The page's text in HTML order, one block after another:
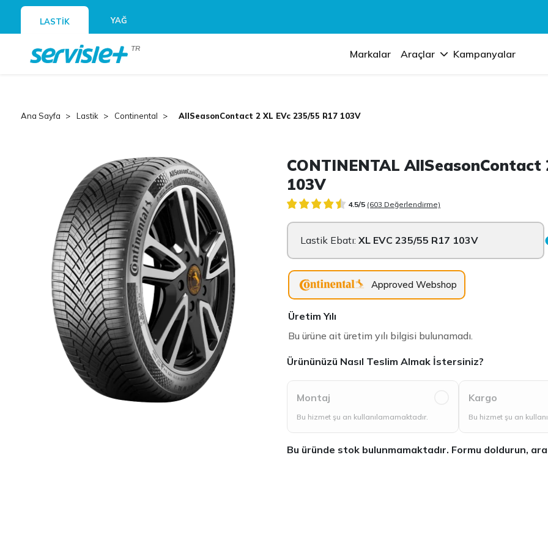
LASTİK YAĞ
TR Markalar Araçlar Kampanyalar
Ana Sayfa Lastik Continental AllSeasonContact 2 XL EVc 235/55 R17 103V
CONTINENTAL AllSeasonContact
103V
4.5/5 (603 Değerlendirme)
Lastik Ebatı:XL EVC 235/55 R17 103V
Approved Webshop
Üretim Yılı
Bu ürüne ait üretim yılı bilgisi bulunamadı.
Ürününüzü Nasıl Teslim Almak İstersiniz?
Montaj
Bu hizmet şu an kullanılamamaktadır.
Kargo
Bu hizmet şu an
Bu üründe stok bulunmamaktadır. Formu doldurun,